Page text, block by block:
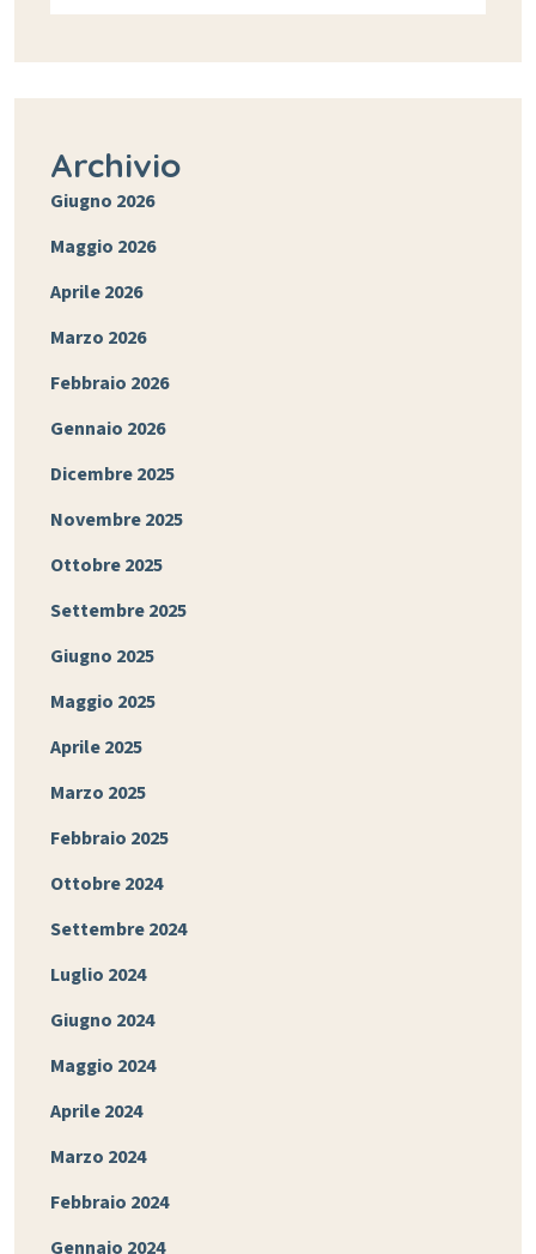
Archivio
Giugno 2026
Maggio 2026
Aprile 2026
Marzo 2026
Febbraio 2026
Gennaio 2026
Dicembre 2025
Novembre 2025
Ottobre 2025
Settembre 2025
Giugno 2025
Maggio 2025
Aprile 2025
Marzo 2025
Febbraio 2025
Ottobre 2024
Settembre 2024
Luglio 2024
Giugno 2024
Maggio 2024
Aprile 2024
Marzo 2024
Febbraio 2024
Gennaio 2024